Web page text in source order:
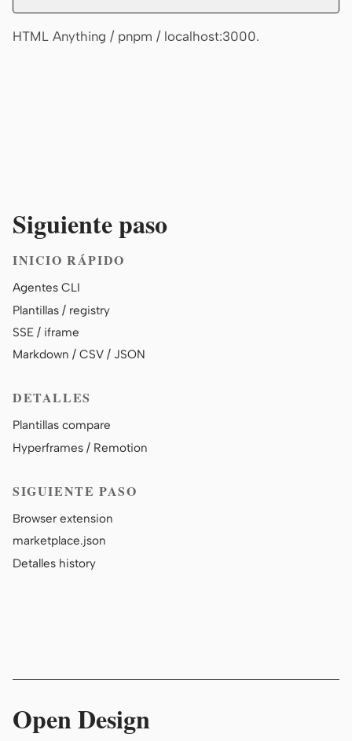
HTML Anything / pnpm / localhost:3000.
Siguiente paso
INICIO RÁPIDO
Agentes CLI
Plantillas / registry
SSE / iframe
Markdown / CSV / JSON
DETALLES
Plantillas compare
Hyperframes / Remotion
SIGUIENTE PASO
Browser extension
marketplace.json
Detalles history
Open Design